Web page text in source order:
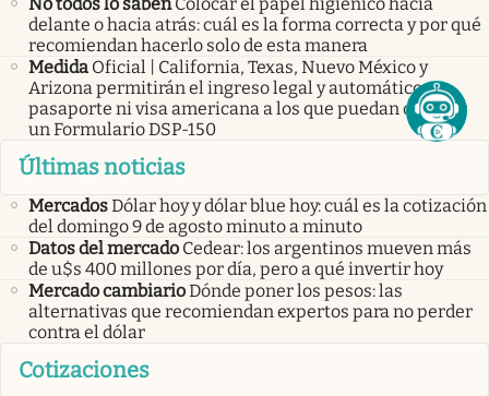
delante o hacia atrás: cuál es la forma correcta y por qué
recomiendan hacerlo solo de esta manera
Medida Oficial | California, Texas, Nuevo México y
Arizona permitirán el ingreso legal y automático sin
pasaporte ni visa americana a los que puedan obtener
un Formulario DSP-150
Últimas noticias
MercadosDólar hoy y dólar blue hoy: cuál es la cotización
del domingo 9 de agosto minuto a minuto
Datos del mercado Cedear: los argentinos mueven más
de u$s 400 millones por día, pero a qué invertir hoy
Mercado cambiarioDónde poner los pesos: las
alternativas que recomiendan expertos para no perder
contra el dólar
Cotizaciones